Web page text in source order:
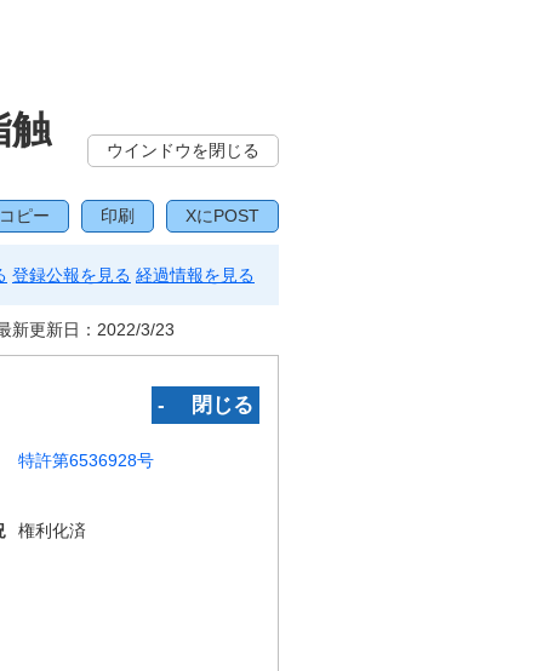
触
ウインドウを閉じる
ピー 印刷 XにPOST
登録公報を見る 経過情報を見る
新更新日： 2022/3/23
‐ 閉じる
特許第6536928号
権利化済